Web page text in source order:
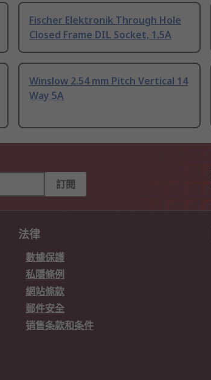
Fischer Elektronik Through Hole
Closed Frame DIL Socket, 1.5A
Winslow 2.54 mm Pitch Vertical 14
Way 5A
訂閱
法律
數據保護
私隱條例
網站條款
郵件安全
销售条款和条件